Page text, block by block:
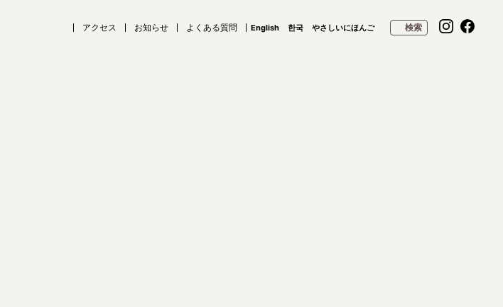
アクセス お知らせ よくある質問 English 한국 やさしいにほんご 検索